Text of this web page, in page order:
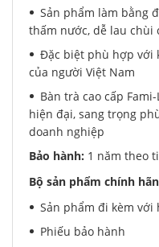
Sản phẩm làm bằng
thấm nước, dễ lau chùi
Đặc biệt phù hợp với
của người Việt Nam
Bàn trà cao cấp
hiện đại, sang trọng
doanh nghiệp
Bảo hành: 1 năm theo
Bộ sản phẩm chính
Sản phẩm đi kèm
Phiếu bảo hành